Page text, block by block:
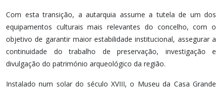
Com esta transição, a autarquia assume a tutela de um dos
equipamentos culturais mais relevantes do concelho, com o
objetivo de garantir maior estabilidade institucional, assegurar a
continuidade do trabalho de preservação, investigação e
divulgação do património arqueológico da região.
Instalado num solar do século XVIII, o Museu da Casa Grande